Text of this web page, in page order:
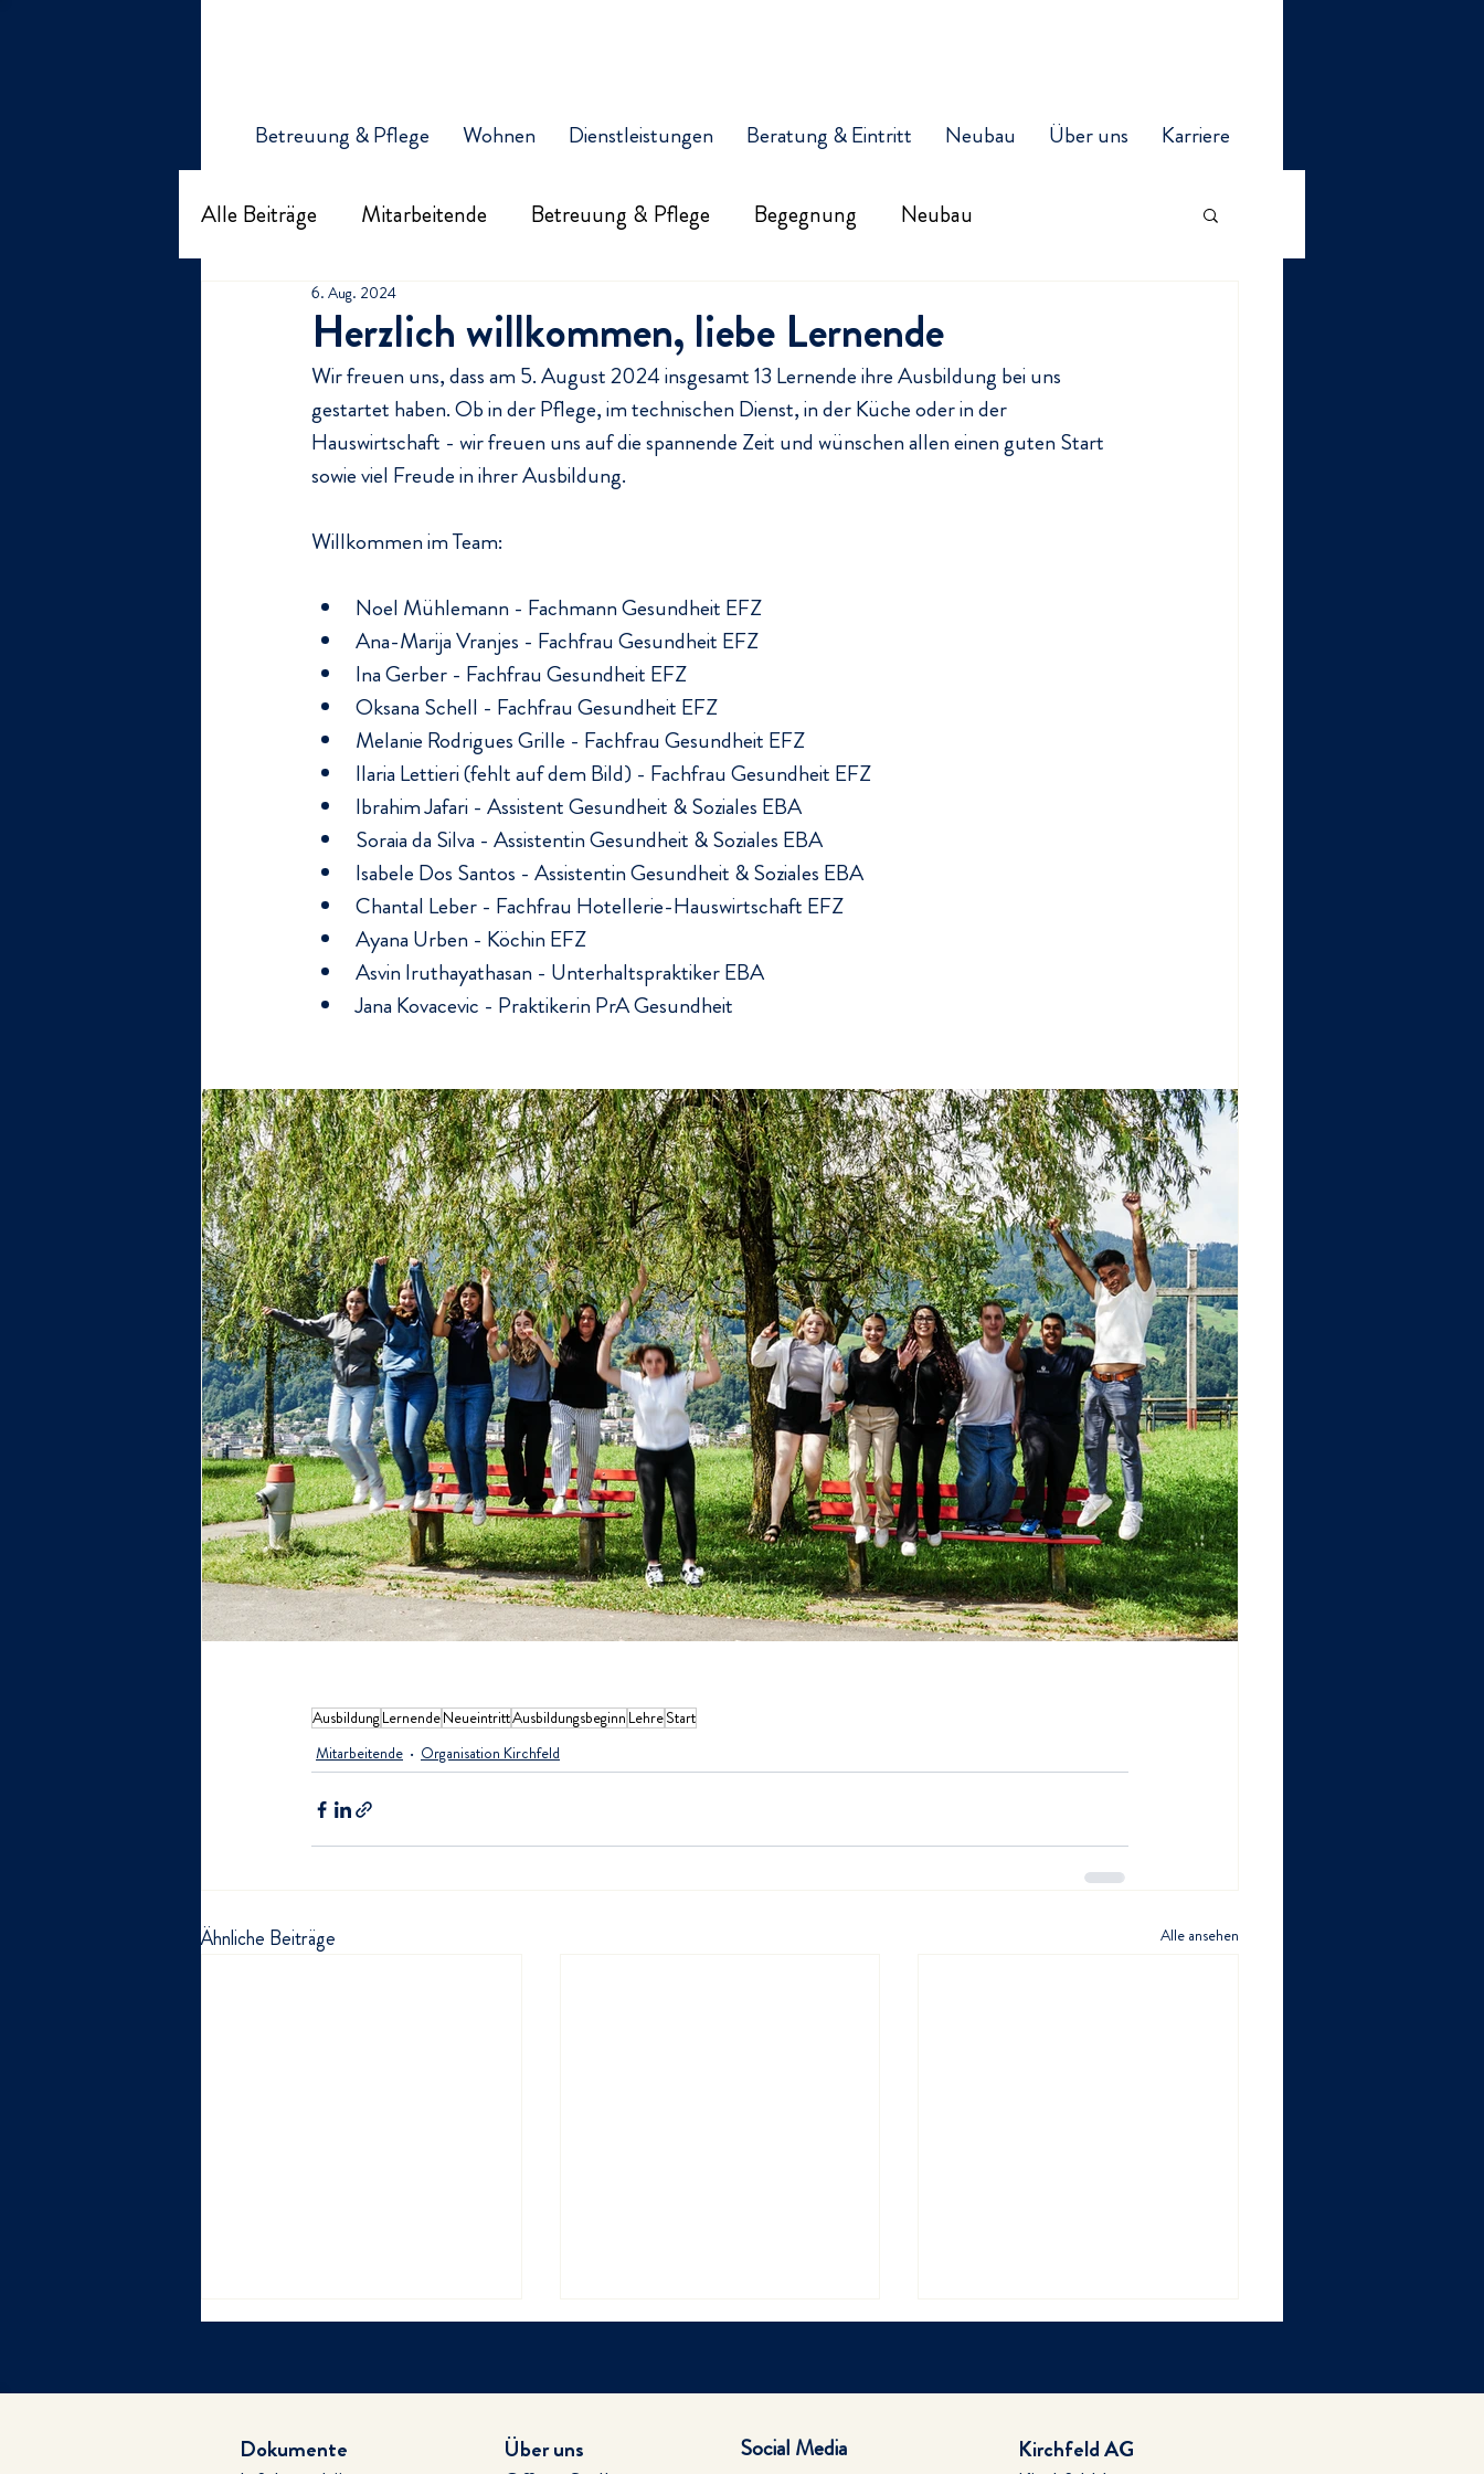
Betreuung & Pflege Wohnen Dienstleistungen Beratung & Eintritt Neubau Über uns Karriere
Alle Beiträge Mitarbeitende Betreuung & Pflege Begegnung Neubau
Organisation Kirchfeld
Herzlich willkommen, liebe Lernende
6. Aug. 2024
Wir freuen uns, dass am 5. August 2024 insgesamt 13 Lernende ihre Ausbildung bei uns
gestartet haben. Ob in der Pflege, im technischen Dienst, in der Küche oder in der
Hauswirtschaft - wir freuen uns auf die spannende Zeit und wünschen allen einen guten Start
sowie viel Freude in ihrer Ausbildung.
Willkommen im Team:
Noel Mühlemann - Fachmann Gesundheit EFZ
Ana-Marija Vranjes - Fachfrau Gesundheit EFZ
Ina Gerber - Fachfrau Gesundheit EFZ
Oksana Schell - Fachfrau Gesundheit EFZ
Melanie Rodrigues Grille - Fachfrau Gesundheit EFZ
Ilaria Lettieri (fehlt auf dem Bild) - Fachfrau Gesundheit EFZ
Ibrahim Jafari - Assistent Gesundheit & Soziales EBA
Soraia da Silva - Assistentin Gesundheit & Soziales EBA
Isabele Dos Santos - Assistentin Gesundheit & Soziales EBA
Chantal Leber - Fachfrau Hotellerie-Hauswirtschaft EFZ
Ayana Urben - Köchin EFZ
Asvin Iruthayathasan - Unterhaltspraktiker EBA
Jana Kovacevic - Praktikerin PrA Gesundheit
AusbildungLernendeNeueintrittAusbildungsbeginn LehreStart
Mitarbeitende
Organisation Kirchfeld
Ähnliche Beiträge Alle ansehen
Dokumente
Über uns
Social Media
Kirchfeld AG